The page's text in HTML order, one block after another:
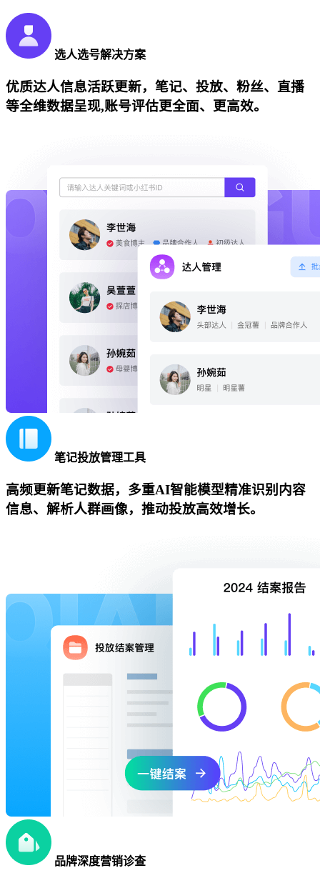
选人选号解决方案
优质达人信息活跃更新，笔记、投放、粉丝、直播
等全维数据呈现,账号评估更全面、更高效。
笔记投放管理工具
高频更新笔记数据，多重AI智能模型精准识别内容
信息、解析人群画像，推动投放高效增长。
品牌深度营销诊查